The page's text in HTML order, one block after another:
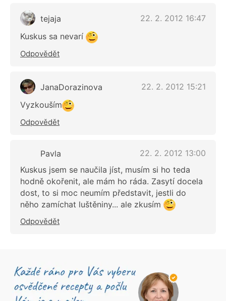
tejaja
22. 2. 2012 16:47
Kuskus sa nevarí
Odpovědět
JanaDorazinova
22. 2. 2012 15:21
Vyzkouším
Odpovědět
Pavla
22. 2. 2012 13:00
Kuskus jsem se naučila jíst, musím si ho teda
hodně okořenit, ale mám ho ráda. Zasytí docela
dost, to si moc neumím představit, jestli do
něho zamíchat luštěniny... ale zkusím
Odpovědět